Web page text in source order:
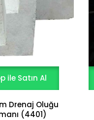
ile Satın Al
Drenaj Oluğu
(4401)